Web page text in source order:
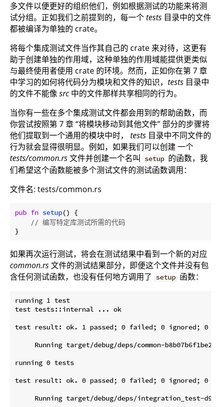
多文件以便更好的组织他们，例如根据测试的功能来将测
试分组。正如我们之前提到的，每一个tests 目录中的文件
都被编译为单独的 crate。
将每个集成测试文件当作其自己的 crate 来对待，这更有
助于创建单独的作用域，这种单独的作用域能提供更类似
与最终使用者使用 crate 的环境。然而，正如你在第 7 章
中学习的如何将代码分为模块和文件的知识， tests 目录中
的文件不能像 src中的文件那样共享相同的行为。
当你有一些在多个集成测试文件都会用到的帮助函数，而
你尝试按照第 7 章 “将模块移动到其他文件” 部分的步骤将
他们提取到一个通用的模块中时， tests 目录中不同文件的
行为就会显得很明显。例如，如果我们可以创建 一个
tests/common.rs文件并创建一个名叫 setup 的函数，我
们希望这个函数能被多个测试文件的测试函数调用：
文件名: tests/common.rs
pub fn setup() {
// 编写特定库测试所需的代码
如果再次运行测试，将会在测试结果中看到一个新的对应
common.rs文件的测试结果部分，即便这个文件并没有包
含任何测试函数，也没有任何地方调用了
setup 函数：
running 1 test
test tests::internal ... ok
test result: ok. 1 passed; 0 failed; 0 ignored; 0
Running target/debug/deps/common-
running 0 tests
test result: ok. 0 passed; 0 failed; 0 ignored; 0
Running target/debug/deps/integration_test-